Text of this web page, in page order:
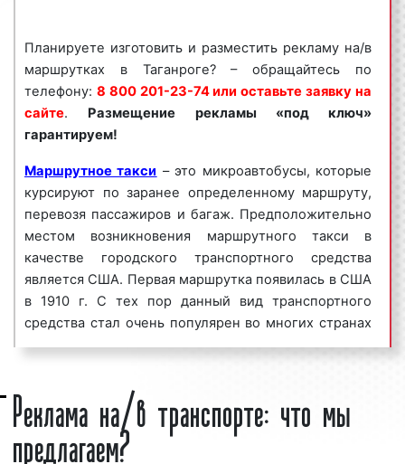
или оставьте заявку на сайте
Размещение
рекламы на/в маршрутках «под ключ»
гарантируем!
Реклама на/в маршрутках пользуется
большим
спросомсреди представителей бизнеса.
Востребованность данного вида рекламы среди
высокаячастота контактов ;
массовый охват аудитории;
большое количество маршрутов;
разнообразие рекламных форматов;
непрерывное воздействие на целевую
аудиторию;
низкие цены и регулярные скидки.
Реклама на/в маршрутках в Таганроге является
эффективным средством для увеличения потока
клиентов и повышения процента продаж. Многие
клиенты нашего рекламного агентства используют
Планируете изготовить и разместить рекламу на/в
маршрутках в Таганроге? – обращайтесь по
телефону: 8 800 201-23-74 или оставьте заявку на
сайте. Размещение рекламы «под ключ»
гарантируем!
Маршрутное такси – это микроавтобусы, которые
курсируют по заранее определенному маршруту,
перевозя пассажиров и багаж. Предположительно
местом возникновения маршрутного такси в
качестве городского транспортного средства
является США. Первая маршрутка появилась в США
в 1910 г. С тех пор данный вид транспортного
средства стал очень популярен во многих странах
мира, в том числе и в России. Маршрутки очень
не к разряду такси, а к регулярному
общественному транспорту, поскольку
юридически являются автобусами малой или особо
малой вместимости.
Реклама на/в транспорте: что мы
предлагаем?